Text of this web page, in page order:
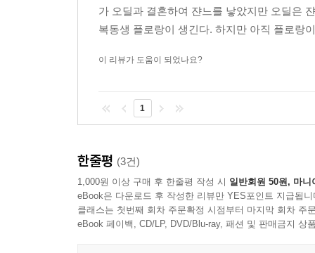
가 오딜과 결혼하여 쟌느를 낳았지만 오딜은
복동생 플로랑이 생긴다. 하지만 아직 플로랑
이 리뷰가 도움이 되었나요?
1
한줄평 (3건)
1,000원 이상 구매 후 한줄평 작성 시 일반회원 50원, 마니
eBook은 다운로드 후 작성한 리뷰만 YES포인트 지급됩니
클래스는 첫번째 회차 주문확정 시점부터 마지막 회차 주
eBook 페이백, CD/LP, DVD/Blu-ray, 패션 및 판매금지 상